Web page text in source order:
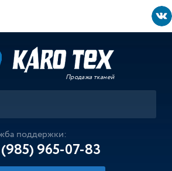
Продажа тканей
поддержки:
965-07-83